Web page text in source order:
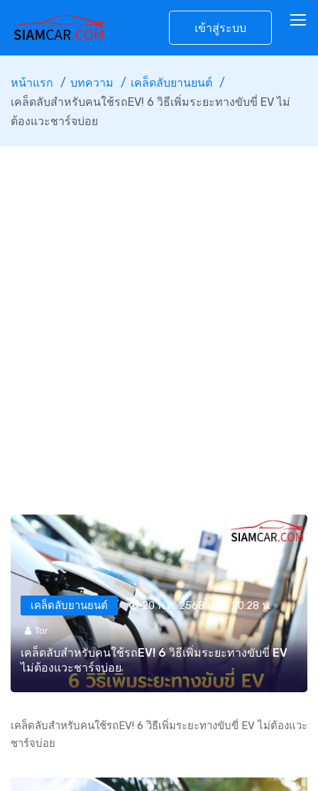
เข้าสู่ระบบ
หน้าแรก บทความ
เคล็ดลับยานยนต์
เคล็ดลับสำหรับคนใช้รถEV! 6 วิธีเพิ่มระยะทางขับขี่ EV ไม่
ต้องแวะชาร์จบ่อย
เคล็ดลับยานยนต์ 20 พ.ค. 2568 เวลา 20:28 น.
Tor
เคล็ดลับสำหรับคนใช้รถEV! 6 วิธีเพิ่มระยะทางขับขี่ EV
ไม่ต้องแวะชาร์จบ่อย
เคล็ดลับสำหรับคนใช้รถEV! 6 วิธีเพิ่มระยะทางขับขี่ EV ไม่ต้องแวะ
ชาร์จบ่อย